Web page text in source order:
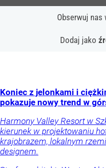
Obserwuj nas
Dodaj jako
Koniec z jelonkami i
pokazuje nowy trend w
Harmony Valley Resort w
kierunek w projektowaniu
krajobrazem, lokalnym
designem.